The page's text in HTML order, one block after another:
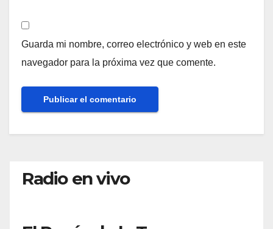
Guarda mi nombre, correo electrónico y web en este
navegador para la próxima vez que comente.
Radio en vivo